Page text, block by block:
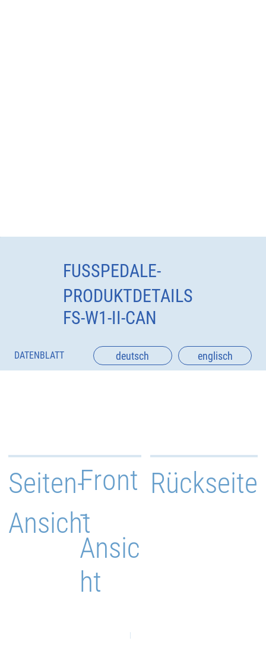
Seiten-
Ansicht
Rückseite
Front
-
Ansic
ht
FUSSPEDALE-
PRODUKTDETAILS
FS-W1-II-CAN
DATENBLATT englisch
deutsch